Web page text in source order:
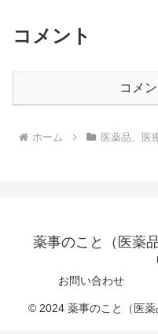
コメント
コメ
ホーム 医薬品、医
薬事のこと（医薬
お問い合わせ
© 2024 薬事のこと（医薬